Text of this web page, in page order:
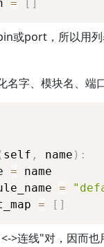
= [ ]
或port，所以用列
名字、模块名、端
self , name ) :
= name
=
= [ ]
>连线"对，因而也